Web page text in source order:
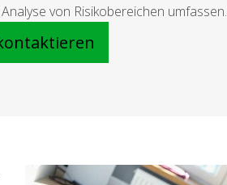
von Risikobereichen umfassen.